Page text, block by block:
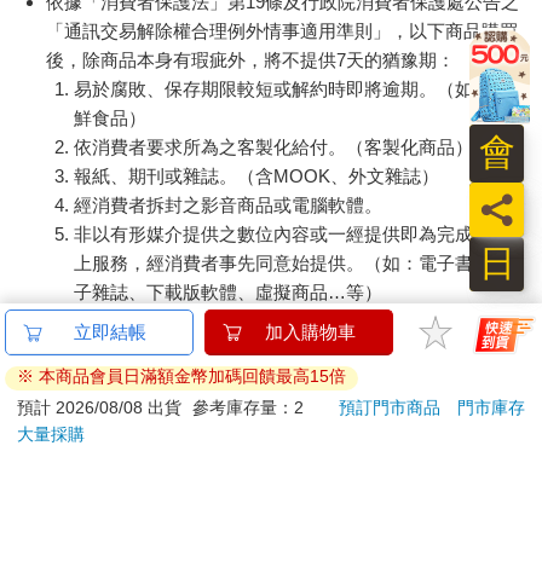
「通訊交易解除權合理例外情事適用準則」，以下商品購買
後，除商品本身有瑕疵外，將不提供7天的猶豫期：
易於腐敗、保存期限較短或解約時即將逾期。（如：生
鮮食品）
依消費者要求所為之客製化給付。（客製化商品）
報紙、期刊或雜誌。（含MOOK、外文雜誌）
經消費者拆封之影音商品或電腦軟體。
非以有形媒介提供之數位內容或一經提供即為完成之線
上服務，經消費者事先同意始提供。（如：電子書、電
子雜誌、下載版軟體、虛擬商品…等）
已拆封之個人衛生用品。（如：內衣褲、刮鬍刀、除毛
刀…等）
若非上列種類商品，均享有到貨7天的猶豫期（含例假
日）。
辦理退換貨時，商品（組合商品恕無法接受單獨退貨）必須
立即結帳 加入購物車
※ 本商品會員日滿額金幣加碼回饋最高15倍
預計 2026/08/08 出貨 參考庫存量：2 預訂門市商品
門市庫存
大量採購
日
員
會